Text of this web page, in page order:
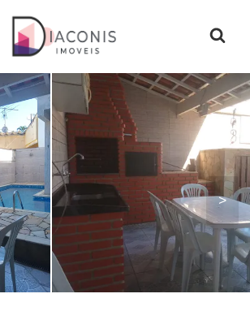
Página inicial
>